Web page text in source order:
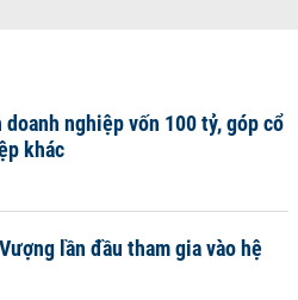
doanh nghiệp vốn 100 tỷ, góp cổ
khác
lần đầu tham gia vào hệ